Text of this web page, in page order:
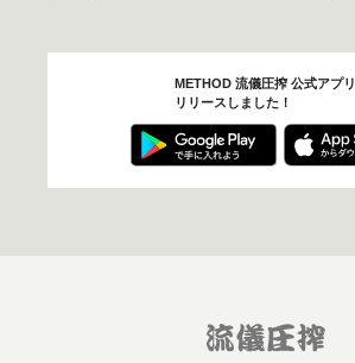
METHOD 流儀圧搾 公式アプリ
リリースしました！